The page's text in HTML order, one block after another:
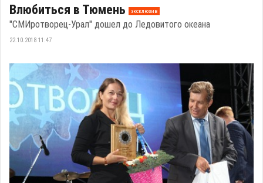
Влюбиться в Тюмень эксклюзив
"СМИротворец-Урал" дошел до Ледовитого океана
22.10.2018 11:47